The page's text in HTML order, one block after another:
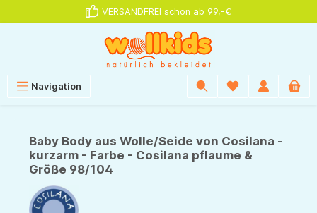
VERSANDFREI schon ab 99,-€
Navigation
Baby Body aus Wolle/Seide von Cosilana -
kurzarm - Farbe - Cosilana pflaume &
Größe 98/104